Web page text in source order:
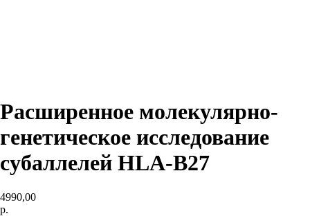
Расширенное молекулярно-
генетическое исследование
субаллелей HLA-B27
4990,00
р.